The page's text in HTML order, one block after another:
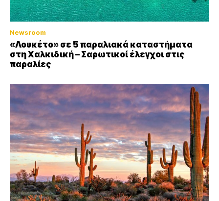
Newsroom
«Λουκέτο» σε 5 παραλιακά καταστήματα
στη Χαλκιδική – Σαρωτικοί έλεγχοι στις
παραλίες